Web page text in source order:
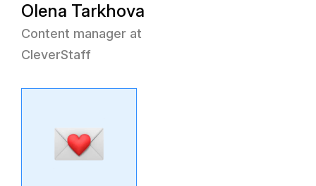
Olena Tarkhova
Content manager at
CleverStaff